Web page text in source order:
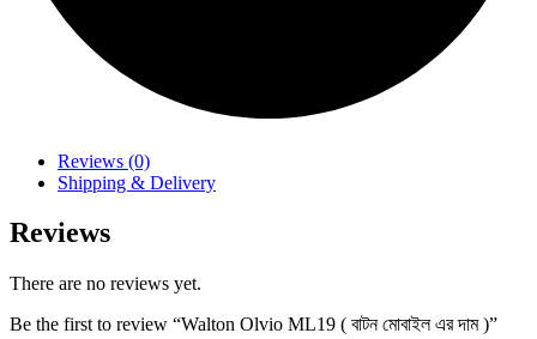
Reviews (0)
Shipping & Delivery
Reviews
There are no reviews yet.
Be the first to review “Walton Olvio ML19 ( বাটন মোবাইল এর দাম )”